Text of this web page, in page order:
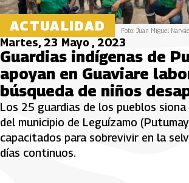
ACTUALIDAD Foto: Juan Miguel
Martes, 23 Mayo , 2023
Guardias indígenas de
apoyan en Guaviare
búsqueda de niños
Los 25 guardias de los pueblos siona
del municipio de Leguízamo
capacitados para sobrevivir en la
días continuos.